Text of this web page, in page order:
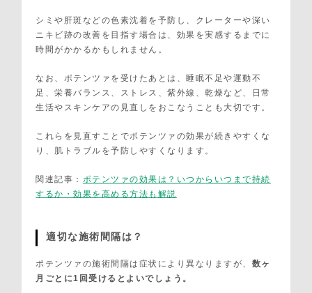
シミや肝斑などの色素沈着を予防し、クレーターや深い
ニキビ跡の改善を目指す場合は、効果を実感するまでに
時間がかかるかもしれません。
なお、ポテンツァを受けたあとは、睡眠不足や運動不
足、栄養バランス、ストレス、紫外線、乾燥など、日常
生活やスキンケアの見直しをおこなうことも大切です。
これらを見直すことでポテンツァの効果が続きやすくな
り、肌トラブルを予防しやすくなります。
関連記事： ポテンツァの効果は？いつからいつまで持続
するか・効果を高める方法も解説
適切な施術間隔は？
ポテンツァの施術間隔は症状により異なりますが、 数ヶ
月ごとに1回受けるとよいでしょう。